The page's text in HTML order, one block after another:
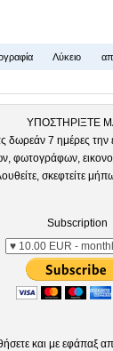
Λύκειο
ΥΠΟΣΤΗΡΙΞΤΕ
δωρεάν 7 ημέρες
φωτογράφων,
σκεφτείτε
Subscription
και με εφάπαξ